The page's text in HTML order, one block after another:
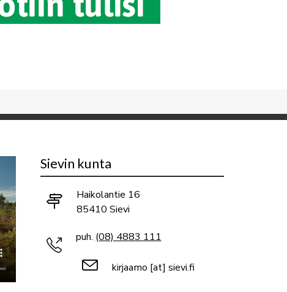
Sievin kunta
Haikolantie 16
85410 Sievi
puh. (08) 4883 111
kirjaamo [at] sievi.fi